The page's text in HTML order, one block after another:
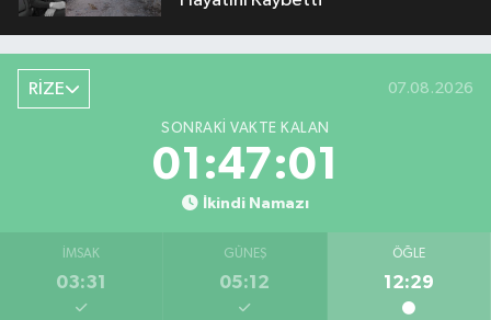
RİZE 07.08.2026
SONRAKI VAKTE KALAN
01:47:00
İkindi Namazı
İMSAK
03:31
GÜNEŞ
05:12
ÖĞLE
12:29